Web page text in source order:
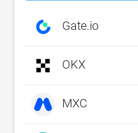
Gate.io
OKX
MXC